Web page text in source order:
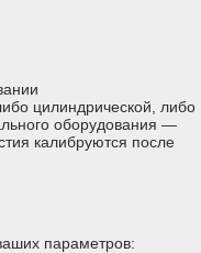
цилиндрической, либо
оборудования —
калибруются после
параметров: